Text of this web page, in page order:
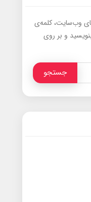
وب‌سایت، کلمه‌ی
و بر روی
جستجو